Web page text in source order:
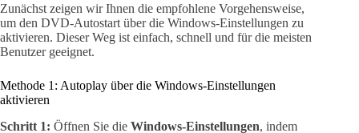
Zunächst zeigen wir Ihnen die empfohlene Vorgehensweise,
um den DVD-Autostart über die Windows-Einstellungen zu
aktivieren. Dieser Weg ist einfach, schnell und für die meisten
Benutzer geeignet.
Methode 1: Autoplay über die Windows-Einstellungen
aktivieren
Schritt 1: Öffnen Sie die Windows-Einstellungen, indem